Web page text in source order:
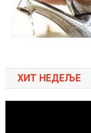
ХИТ НЕДЕЉЕ